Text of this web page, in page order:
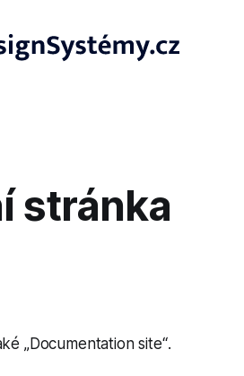
stránka
„Documentation site“.